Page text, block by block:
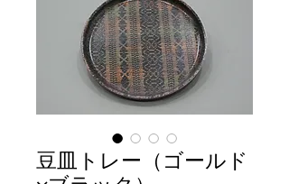
豆皿トレー（ゴールド